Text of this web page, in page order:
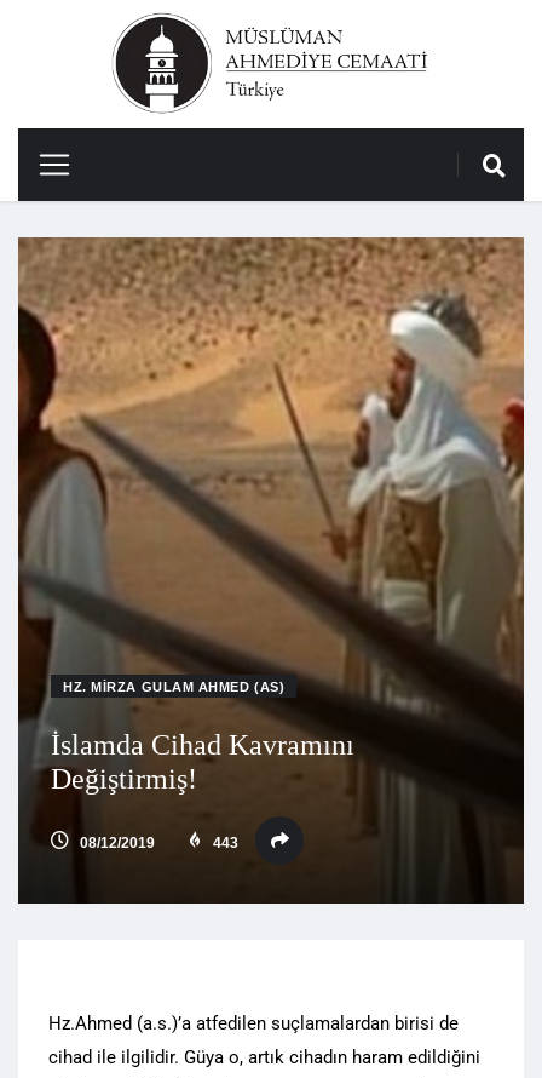
HZ. MIRZA GULAM AHMED (AS)
İslamda Cihad Kavramını
Değiştirmiş!
08/12/2019 443
Hz.Ahmed (a.s.)’a atfedilen suçlamalardan birisi de
cihad ile ilgilidir. Güya o, artık cihadın haram edildiğini